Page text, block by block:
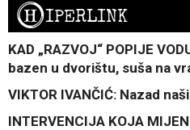
HIPERLINK
KAD „RAZVOJ“ POPIJE
bazen u dvorištu, suša na
VIKTOR IVANČIĆ: Nazad naši
INTERVENCIJA KOJA